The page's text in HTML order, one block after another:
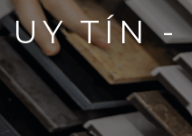
UY TÍN -